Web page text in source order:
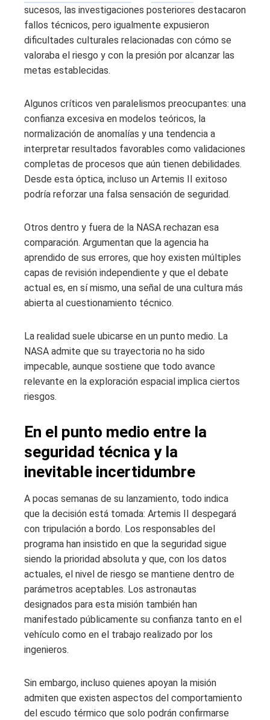
sucesos, las investigaciones posteriores destacaron
fallos técnicos, pero igualmente expusieron
dificultades culturales relacionadas con cómo se
valoraba el riesgo y con la presión por alcanzar las
metas establecidas.
Algunos críticos ven paralelismos preocupantes: una
confianza excesiva en modelos teóricos, la
normalización de anomalías y una tendencia a
interpretar resultados favorables como validaciones
completas de procesos que aún tienen debilidades.
Desde esta óptica, incluso un Artemis II exitoso
podría reforzar una falsa sensación de seguridad.
Otros dentro y fuera de la NASA rechazan esa
comparación. Argumentan que la agencia ha
aprendido de sus errores, que hoy existen múltiples
capas de revisión independiente y que el debate
actual es, en sí mismo, una señal de una cultura más
abierta al cuestionamiento técnico.
La realidad suele ubicarse en un punto medio. La
NASA admite que su trayectoria no ha sido
impecable, aunque sostiene que todo avance
relevante en la exploración espacial implica ciertos
riesgos.
En el punto medio entre la
seguridad técnica y la
inevitable incertidumbre
A pocas semanas de su lanzamiento, todo indica
que la decisión está tomada: Artemis II despegará
con tripulación a bordo. Los responsables del
programa han insistido en que la seguridad sigue
siendo la prioridad absoluta y que, con los datos
actuales, el nivel de riesgo se mantiene dentro de
parámetros aceptables. Los astronautas
designados para esta misión también han
manifestado públicamente su confianza tanto en el
vehículo como en el trabajo realizado por los
ingenieros.
Sin embargo, incluso quienes apoyan la misión
admiten que existen aspectos del comportamiento
del escudo térmico que solo podrán confirmarse